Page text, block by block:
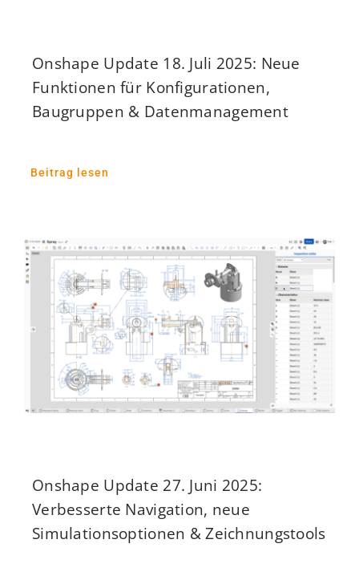
Onshape Update 18. Juli 2025: Neue
Funktionen für Konfigurationen,
Baugruppen & Datenmanagement
Beitrag lesen
Onshape Update 27. Juni 2025:
Verbesserte Navigation, neue
Simulationsoptionen & Zeichnungstools